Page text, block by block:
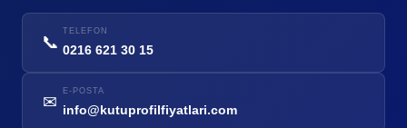
📞
TELEFON
0216 621 30 15
✉
E-POSTA
info@kutuprofilfiyatlari.com